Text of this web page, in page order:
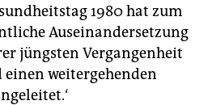
1980 hat zum
Auseinandersetzung
jüngsten Vergangenheit
weitergehenden